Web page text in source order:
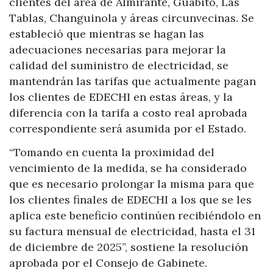
Tablas, Changuinola y áreas circunvecinas. Se
estableció que mientras se hagan las
adecuaciones necesarias para mejorar la
calidad del suministro de electricidad, se
mantendrán las tarifas que actualmente pagan
los clientes de EDECHI en estas áreas, y la
diferencia con la tarifa a costo real aprobada
correspondiente será asumida por el Estado.
“Tomando en cuenta la proximidad del
vencimiento de la medida, se ha considerado
que es necesario prolongar la misma para que
los clientes finales de EDECHI a los que se les
aplica este beneficio continúen recibiéndolo en
su factura mensual de electricidad, hasta el 31
de diciembre de 2025”, sostiene la resolución
aprobada por el Consejo de Gabinete.